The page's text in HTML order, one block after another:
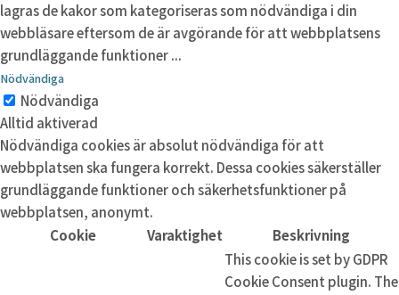
lagras de kakor som kategoriseras som nödvändiga i din
webbläsare eftersom de är avgörande för att webbplatsens
grundläggande funktioner...
Nödvändiga
Nödvändiga
Alltid aktiverad
Nödvändiga cookies är absolut nödvändiga för att
webbplatsen ska fungera korrekt. Dessa cookies säkerställer
grundläggande funktioner och säkerhetsfunktioner på
webbplatsen, anonymt.
Cookie
Varaktighet Beskrivning
This cookie is set by GDPR
Cookie Consent plugin. The